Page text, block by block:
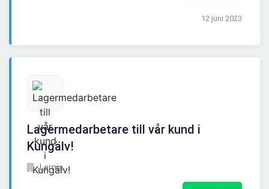
12 juni 2023
Lagermedarbetare till vår kund i
Kungälv!
Lernia